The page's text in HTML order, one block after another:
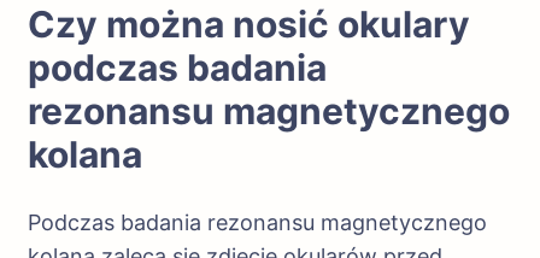
Czy można nosić okulary
podczas badania
rezonansu magnetycznego
kolana
Podczas badania rezonansu magnetycznego